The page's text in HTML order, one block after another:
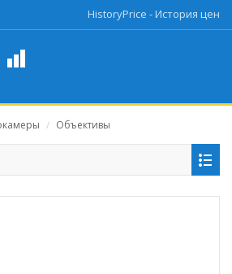
HistoryPrice - История цен
/ Объективы